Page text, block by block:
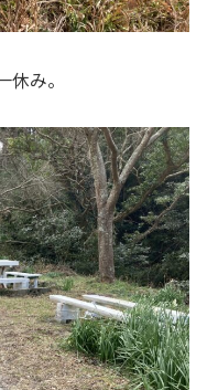
み。